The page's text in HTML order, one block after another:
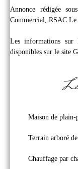
Annonce rédigée
Commercial, RSAC Le
Les informations sur
disponibles sur le site
Maison de plain-
Terrain arboré
Chauffage par